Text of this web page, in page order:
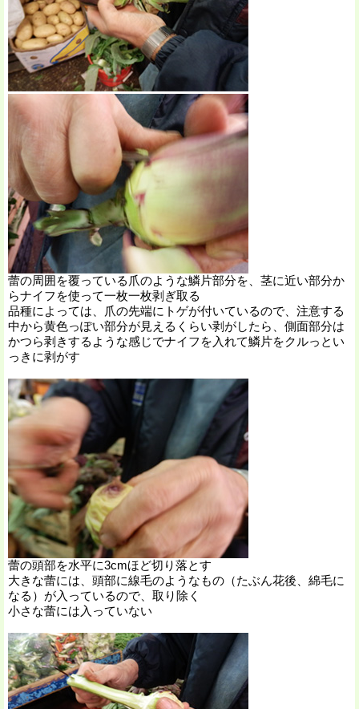
蕾の周囲を覆っている爪のような鱗片部分を、茎に近い部分か
らナイフを使って一枚一枚剥ぎ取る
品種によっては、爪の先端にトゲが付いているので、注意する
中から黄色っぽい部分が見えるくらい剥がしたら、側面部分は
かつら剥きするような感じでナイフを入れて鱗片をクルっとい
っきに剥がす
蕾の頭部を水平に3cmほど切り落とす
大きな蕾には、頭部に線毛のようなもの（たぶん花後、綿毛に
なる）が入っているので、取り除く
小さな蕾には入っていない